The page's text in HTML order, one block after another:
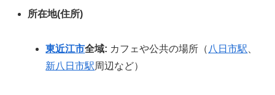
所在地(住所)
東近江市全域: カフェや公共の場所（ 八日市駅
新八日市駅周辺など）